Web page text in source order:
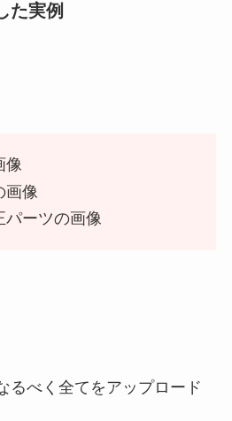
た実例
像
画像
パーツの画像
るべく全てをアップロード